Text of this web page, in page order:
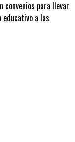
convenios para llevar
educativo a las